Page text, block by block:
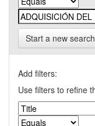
Start a new search
Add filters:
Use filters to refine